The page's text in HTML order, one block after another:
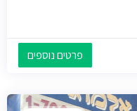
פרטים נוספים